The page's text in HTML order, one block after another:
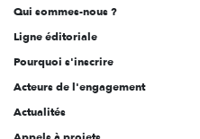
Qui sommes-nous ?
Ligne éditoriale
Pourquoi s'inscrire
Acteurs de l'engagement
Actualités